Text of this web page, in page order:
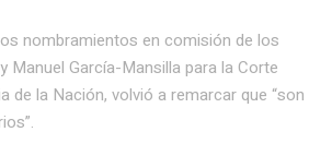
nombramientos en comisión de los
Manuel García-Mansilla para la Corte
de la Nación, volvió a remarcar que “son